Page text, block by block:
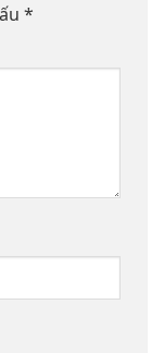
*